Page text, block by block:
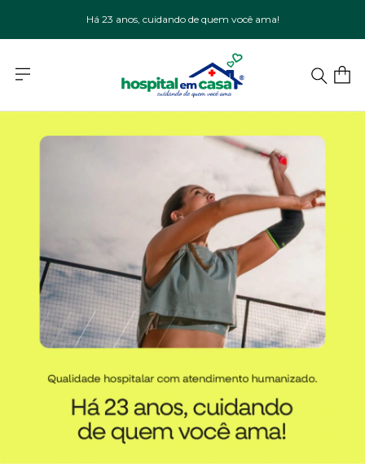
Há 23 anos, cuidando de quem você ama!